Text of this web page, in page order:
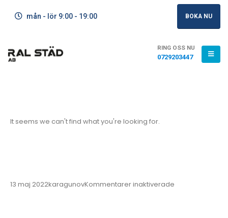
mån - lör 9:00 - 19:00 BOKA NU
RING OSS NU
0729203447
It seems we can't find what you're looking for.
13 maj 2022karagunovKommentarer inaktiverade